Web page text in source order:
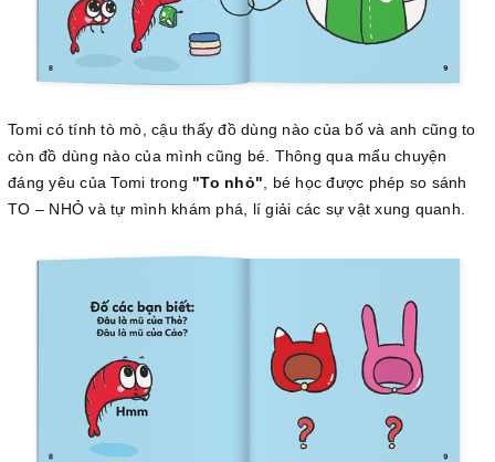
Tomi có tính tò mò, cậu thấy đồ dùng nào của bố và anh cũng to
còn đồ dùng nào của mình cũng bé. Thông qua mẩu chuyện
đáng yêu của Tomi trong "To nhỏ", bé học được phép so sánh
TO – NHỎ và tự mình khám phá, lí giải các sự vật xung quanh.